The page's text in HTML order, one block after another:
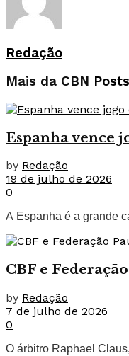
Redação
Mais da CBN Posts
Espanha vence
by Redação
19 de julho de 2026
0
A Espanha é a grande
CBF e
by Redação
7 de julho de 2026
0
O árbitro Raphael